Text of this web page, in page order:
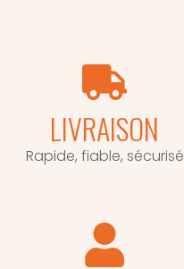
LIVRAISON
Rapide, fiable, sécurisé